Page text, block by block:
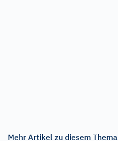
Mehr Artikel zu diesem Thema